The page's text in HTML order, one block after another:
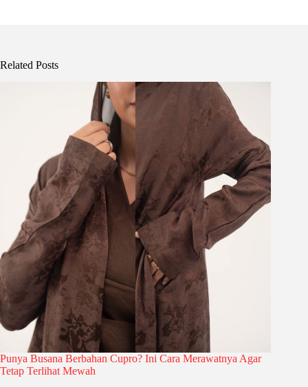
Related Posts
Punya Busana Berbahan Cupro? Ini Cara Merawatnya Agar
Tetap Terlihat Mewah